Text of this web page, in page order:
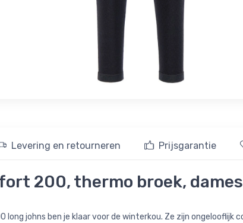
Levering en retourneren Prijsgarantie
200, thermo broek,
long johns ben je klaar voor de winterkou. Ze zijn